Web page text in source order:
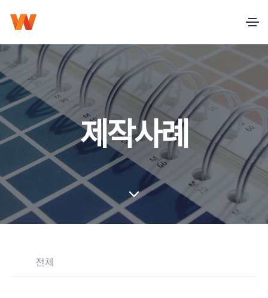
제작사례
전체